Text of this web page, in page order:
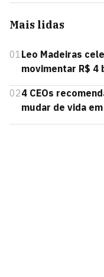
Mais lidas
01Leo Madeiras
movimentar R$ 4
024 CEOs
mudar de vida